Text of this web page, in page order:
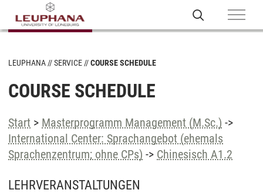
LEUPHANA SERVICE COURSE SCHEDULE
COURSE SCHEDULE
Start > Masterprogramm Management (M.Sc.) ->
International Center: Sprachangebot (ehemals
Sprachenzentrum; ohne CPs) -> Chinesisch A1.2
LEHRVERANSTALTUNGEN